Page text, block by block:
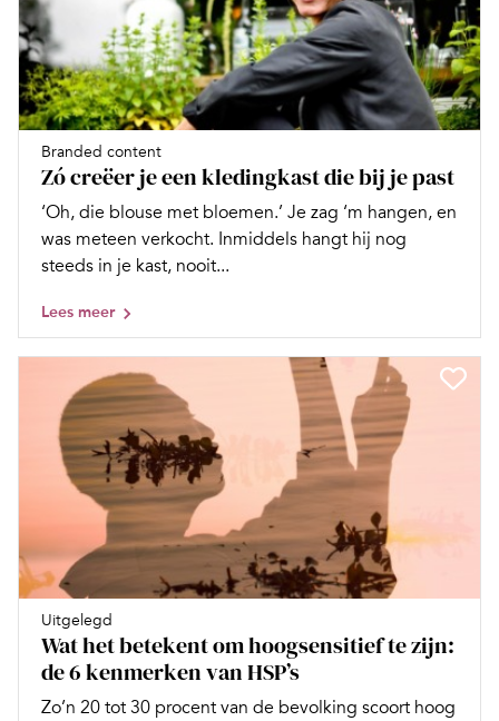
Branded content
Zó creëer je een kledingkast die bij je past
‘Oh, die blouse met bloemen.’ Je zag ‘m hangen, en
was meteen verkocht. Inmiddels hangt hij nog
steeds in je kast, nooit...
Lees meer
Uitgelegd
Wat het betekent om hoogsensitief te zijn:
de 6 kenmerken van HSP’s
Zo’n 20 tot 30 procent van de bevolking scoort hoog